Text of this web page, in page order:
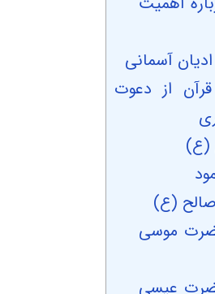
آسمانی
از دعوت
(ع)
(ع)
موسی
عیسی